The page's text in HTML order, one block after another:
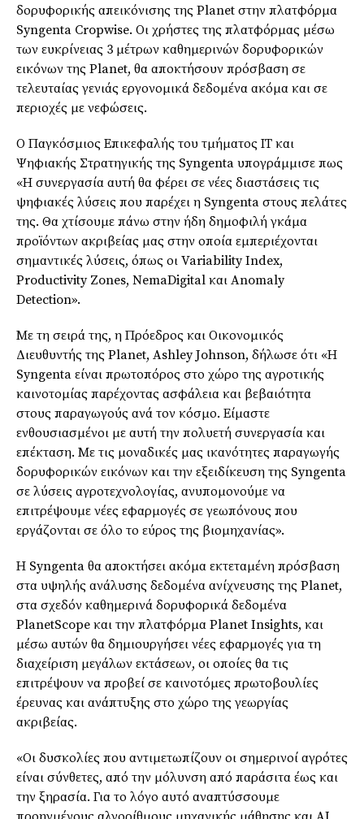
δορυφορικής απεικόνισης της Planet στην πλατφόρμα
Syngenta Cropwise. Οι χρήστες της πλατφόρμας μέσω
των ευκρίνειας 3 μέτρων καθημερινών δορυφορικών
εικόνων της Planet, θα αποκτήσουν πρόσβαση σε
τελευταίας γενιάς εργονομικά δεδομένα ακόμα και σε
περιοχές με νεφώσεις.
Ο Παγκόσμιος Επικεφαλής του τμήματος ΙΤ και
Ψηφιακής Στρατηγικής της Syngenta υπογράμμισε πως
«Η συνεργασία αυτή θα φέρει σε νέες διαστάσεις τις
ψηφιακές λύσεις που παρέχει η Syngenta στους πελάτες
της. Θα χτίσουμε πάνω στην ήδη δημοφιλή γκάμα
προϊόντων ακριβείας μας στην οποία εμπεριέχονται
σημαντικές λύσεις, όπως οι Variability Index,
Productivity Zones, NemaDigital και Anomaly
Detection».
Με τη σειρά της, η Πρόεδρος και Οικονομικός
Διευθυντής της Planet, Ashley Johnson, δήλωσε ότι «Η
Syngenta είναι πρωτοπόρος στο χώρο της αγροτικής
καινοτομίας παρέχοντας ασφάλεια και βεβαιότητα
στους παραγωγούς ανά τον κόσμο. Είμαστε
ενθουσιασμένοι με αυτή την πολυετή συνεργασία και
επέκταση. Με τις μοναδικές μας ικανότητες παραγωγής
δορυφορικών εικόνων και την εξειδίκευση της Syngenta
σε λύσεις αγροτεχνολογίας, ανυπομονούμε να
επιτρέψουμε νέες εφαρμογές σε γεωπόνους που
εργάζονται σε όλο το εύρος της βιομηχανίας».
Η Syngenta θα αποκτήσει ακόμα εκτεταμένη πρόσβαση
στα υψηλής ανάλυσης δεδομένα ανίχνευσης της Planet,
στα σχεδόν καθημερινά δορυφορικά δεδομένα
PlanetScope και την πλατφόρμα Planet Insights, και
μέσω αυτών θα δημιουργήσει νέες εφαρμογές για τη
διαχείριση μεγάλων εκτάσεων, οι οποίες θα τις
επιτρέψουν να προβεί σε καινοτόμες πρωτοβουλίες
έρευνας και ανάπτυξης στο χώρο της γεωργίας
ακριβείας.
«Οι δυσκολίες που αντιμετωπίζουν οι σημερινοί αγρότες
είναι σύνθετες, από την μόλυνση από παράσιτα έως και
την ξηρασία. Για το λόγο αυτό αναπτύσσουμε